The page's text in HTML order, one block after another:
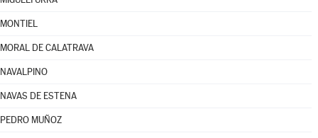
MONTIEL
MORAL DE CALATRAVA
NAVALPINO
NAVAS DE ESTENA
PEDRO MUÑOZ